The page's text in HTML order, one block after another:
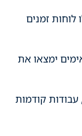
זמנים
ימצאו את
קודמות